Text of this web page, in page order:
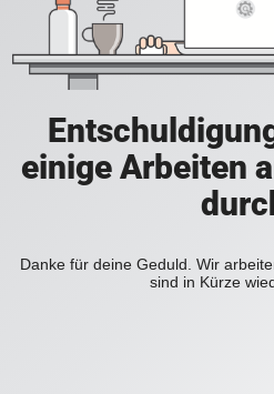
einige Arbeiten
Danke für deine Geduld. Wir
sind in Kürze